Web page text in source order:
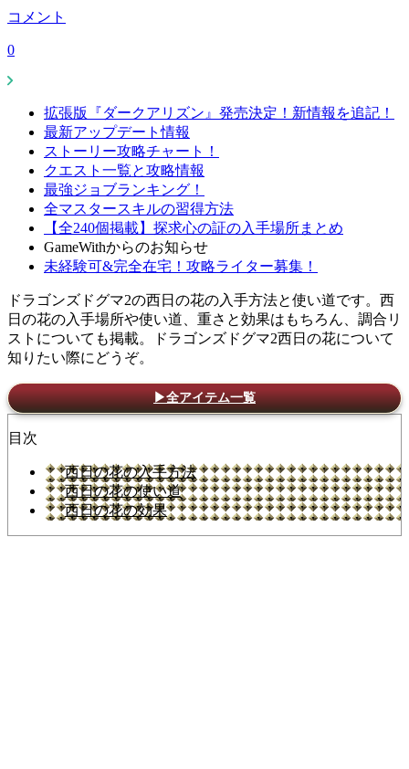
コメント
0
拡張版『ダークアリズン』発売決定！新情報を追記！
最新アップデート情報
ストーリー攻略チャート！
クエスト一覧と攻略情報
最強ジョブランキング！
全マスタースキルの習得方法
【全240個掲載】探求心の証の入手場所まとめ
GameWithからのお知らせ
未経験可&完全在宅！攻略ライター募集！
ドラゴンズドグマ2の西日の花の入手方法と使い道です。西
日の花の入手場所や使い道、重さと効果はもちろん、調合リ
ストについても掲載。ドラゴンズドグマ2西日の花について
知りたい際にどうぞ。
▶全アイテム一覧
目次
西日の花の入手方法
西日の花の使い道
西日の花の効果